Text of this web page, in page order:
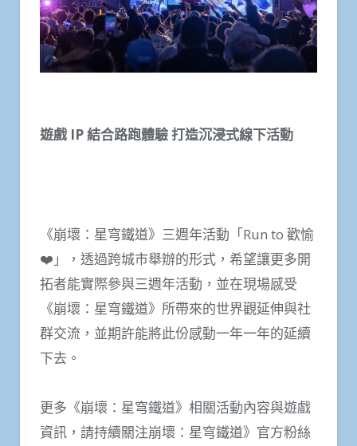
遊戲 IP 結合路跑體驗 打造沉浸式線下活動
《崩壞：星穹鐵道》三週年活動「Run to 歡愉
❤️」，透過跨城市舉辦的形式，希望讓更多開
拓者能實際參與三週年活動，並在現場感受
《崩壞：星穹鐵道》所帶來的世界觀延伸與社
群交流，並期許能將此份感動一年一年的延續
下去。
更多《崩壞：星穹鐵道》相關活動內容與遊戲
資訊，請持續關注崩壞：星穹鐵道》官方粉絲